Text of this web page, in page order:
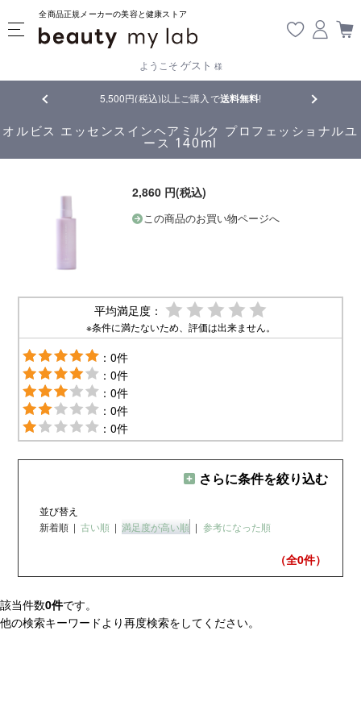
全商品正規メーカーの美容と健康ストア
ようこそ ゲスト 様
5,500円(税込)以上ご購入で送料無料! 【重要】熊本地
オルビス エッセンスインヘアミルク プロフェッショナルユ
ース 140ml
2,860 円(税込)
この商品のお買い物ページへ
平均満足度：
※条件に満たないため、評価は出来ません。
：0件
：0件
：0件
：0件
：0件
さらに条件を絞り込む
並び替え
新着順 | 古い順 | 満足度が高い順 | 参考になった順
（全0件）
該当件数0件です。
他の検索キーワードより再度検索をしてください。